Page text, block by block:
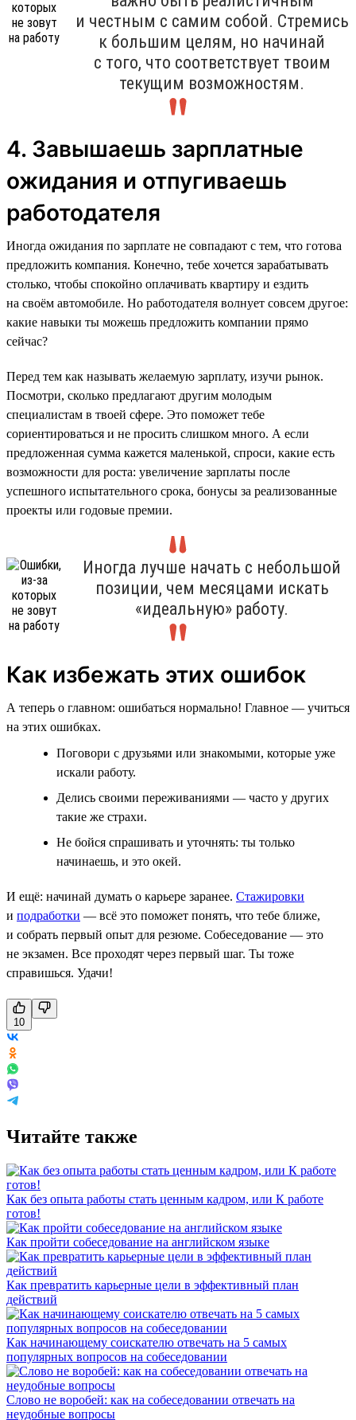
и честным с самим собой. Стремись
к большим целям, но начинай
с того, что соответствует твоим
текущим возможностям.
4. Завышаешь зарплатные
ожидания и отпугиваешь
работодателя
Иногда ожидания по зарплате не совпадают с тем, что готова
предложить компания. Конечно, тебе хочется зарабатывать
столько, чтобы спокойно оплачивать квартиру и ездить
на своём автомобиле. Но работодателя волнует совсем другое:
какие навыки ты можешь предложить компании прямо
сейчас?
Перед тем как называть желаемую зарплату, изучи рынок.
Посмотри, сколько предлагают другим молодым
специалистам в твоей сфере. Это поможет тебе
сориентироваться и не просить слишком много. А если
предложенная сумма кажется маленькой, спроси, какие есть
возможности для роста: увеличение зарплаты после
успешного испытательного срока, бонусы за реализованные
проекты или годовые премии.
Иногда лучше начать с небольшой
позиции, чем месяцами искать
«идеальную» работу.
Как избежать этих ошибок
А теперь о главном: ошибаться нормально! Главное — учиться
на этих ошибках.
Поговори с друзьями или знакомыми, которые уже
искали работу.
Делись своими переживаниями — часто у других
такие же страхи.
Не бойся спрашивать и уточнять: ты только
начинаешь, и это окей.
И ещё: начинай думать о карьере заранее. Стажировки
и подработки — всё это поможет понять, что тебе ближе,
и собрать первый опыт для резюме. Собеседование — это
не экзамен. Все проходят через первый шаг. Ты тоже
справишься. Удачи!
10
Читайте также
Как без опыта работы стать ценным кадром, или К работе
готов!
Как пройти собеседование на английском языке
Как превратить карьерные цели в эффективный план
действий
Как начинающему соискателю отвечать на 5 самых
популярных вопросов на собеседовании
Слово не воробей: как на собеседовании отвечать на
неудобные вопросы